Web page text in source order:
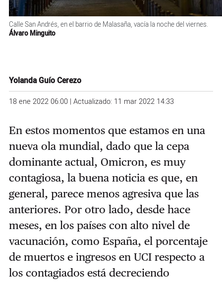
Calle San Andrés, en el barrio de Malasaña, vacía la noche del viernes.
Álvaro Minguito
Yolanda Guío Cerezo
18 ene 2022 06:00 | Actualizado: 11 mar 2022 14:33
En estos momentos que estamos en una
nueva ola mundial, dado que la cepa
dominante actual, Omicron, es muy
contagiosa, la buena noticia es que, en
general, parece menos agresiva que las
anteriores. Por otro lado, desde hace
meses, en los países con alto nivel de
vacunación, como España, el porcentaje
de muertos e ingresos en UCI respecto a
los contagiados está decreciendo